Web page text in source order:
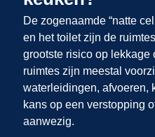
De zogenaamde “natte
en het toilet zijn de
grootste risico op lekkage
ruimtes zijn meestal
waterleidingen, afvoeren,
kans op een verstopping
aanwezig.